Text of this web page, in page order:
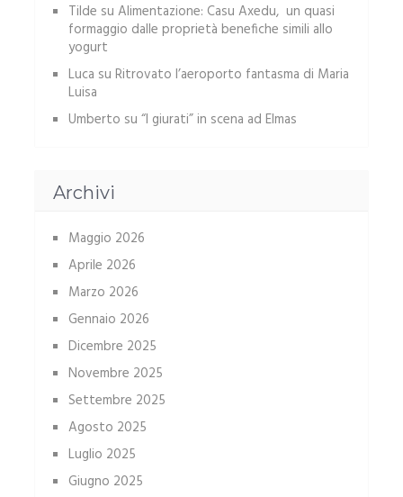
Tilde su Alimentazione: Casu Axedu, un quasi
formaggio dalle proprietà benefiche simili allo
yogurt
Luca su Ritrovato l’aeroporto fantasma di Maria
Luisa
Umberto su “I giurati” in scena ad Elmas
Archivi
Maggio 2026
Aprile 2026
Marzo 2026
Gennaio 2026
Dicembre 2025
Novembre 2025
Settembre 2025
Agosto 2025
Luglio 2025
Giugno 2025